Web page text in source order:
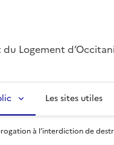
Logement
Les sites utiles
à l’interdiction de